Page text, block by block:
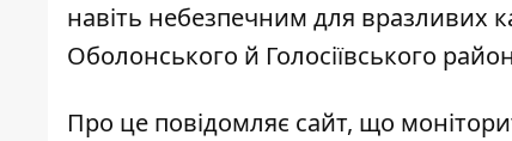
навіть небезпечним для вразливих
Оболонського й Голосіївського
Про це повідомляє сайт, що